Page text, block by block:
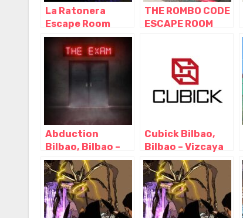
La Ratonera
Escape Room
Bilbao, Bilbao –
Vizcaya
THE ROMBO CODE
ESCAPE ROOM
Abduction
Bilbao, Bilbao –
Vizcaya
Cubick Bilbao,
Bilbao – Vizcaya